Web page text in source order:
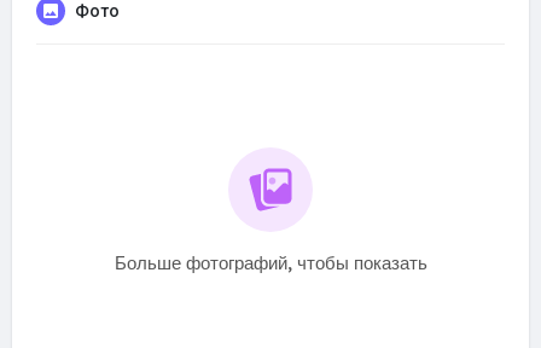
Фото
Больше фотографий, чтобы показать